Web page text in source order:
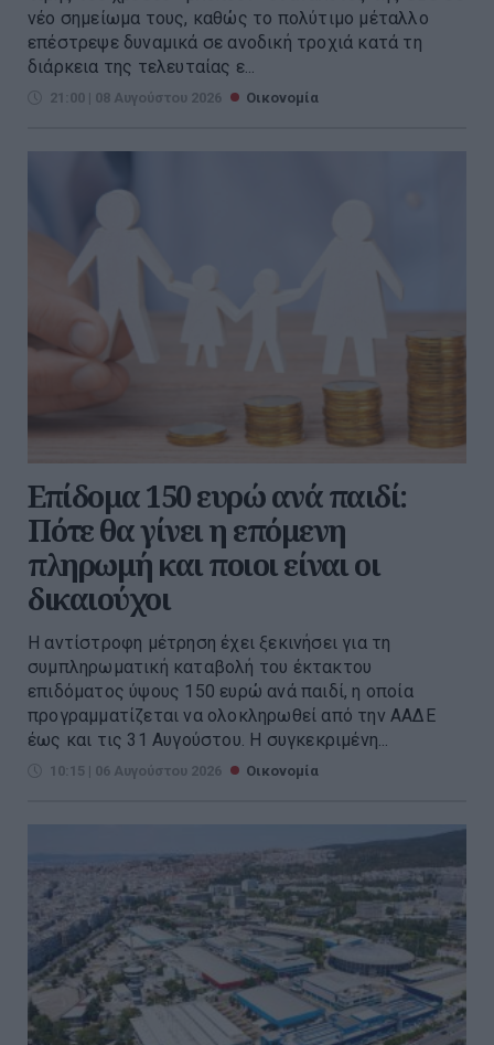
νέο σημείωμα τους, καθώς το πολύτιμο μέταλλο
επέστρεψε δυναμικά σε ανοδική τροχιά κατά τη
διάρκεια της τελευταίας ε...
21:00 | 08 Αυγούστου 2026 Οικονομία
Επίδομα 150 ευρώ ανά παιδί:
Πότε θα γίνει η επόμενη
πληρωμή και ποιοι είναι οι
δικαιούχοι
Η αντίστροφη μέτρηση έχει ξεκινήσει για τη
συμπληρωματική καταβολή του έκτακτου
επιδόματος ύψους 150 ευρώ ανά παιδί, η οποία
προγραμματίζεται να ολοκληρωθεί από την ΑΑΔΕ
έως και τις 31 Αυγούστου. Η συγκεκριμένη...
10:15 | 06 Αυγούστου 2026 Οικονομία